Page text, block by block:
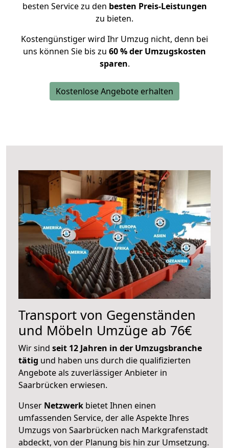
besten Service zu den besten Preis-Leistungen
zu bieten.
Kostengünstiger wird Ihr Umzug nicht, denn bei
uns können Sie bis zu 60 % der Umzugskosten
sparen.
Kostenlose Angebote erhalten
Transport von Gegenständen
und Möbeln Umzüge ab 76€
Wir sind seit 12 Jahren in der Umzugsbranche
tätig und haben uns durch die qualifizierten
Angebote als zuverlässiger Anbieter in
Saarbrücken erwiesen.
Unser Netzwerk bietet Ihnen einen
umfassenden Service, der alle Aspekte Ihres
Umzugs von Saarbrücken nach Markgrafenstadt
abdeckt, von der Planung bis hin zur Umsetzung.